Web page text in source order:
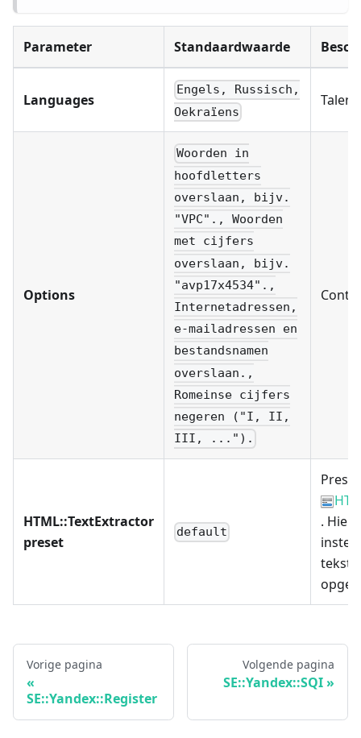
Parameter Standaardwaarde
Languages
Engels, Russisch,
Oekraïens
Talen
Options
Woorden in
hoofdletters
overslaan, bijv.
"VPC"., Woorden
met cijfers
overslaan, bijv.
"avp17x4534".,
Internetadressen,
e-mailadressen en
bestandsnamen
overslaan.,
Romeinse cijfers
negeren ("I, II,
III, ...").
HTML::TextExtractor
preset
default
.
Vorige pagina
SE::Yandex::Register
Volgende pagina
SE::Yandex::SQI